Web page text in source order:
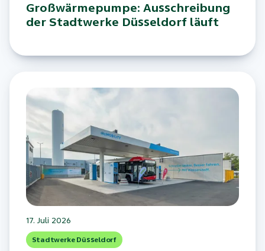
Großwärmepumpe: Ausschreibung
der Stadtwerke Düsseldorf läuft
17. Juli 2026
Stadtwerke Düsseldorf